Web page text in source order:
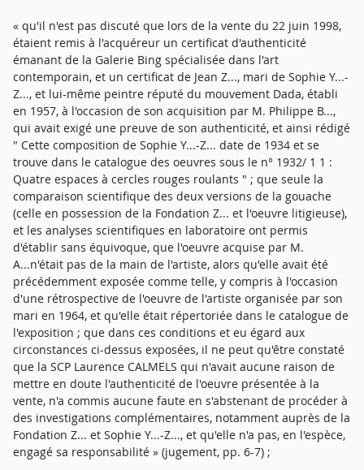
« qu'il n'est pas discuté que lors de la vente du 22 juin 1998,
étaient remis à l'acquéreur un certificat d'authenticité
émanant de la Galerie Bing spécialisée dans l'art
contemporain, et un certificat de Jean Z..., mari de Sophie Y...-
Z..., et lui-même peintre réputé du mouvement Dada, établi
en 1957, à l'occasion de son acquisition par M. Philippe B...,
qui avait exigé une preuve de son authenticité, et ainsi rédigé
" Cette composition de Sophie Y...-Z... date de 1934 et se
trouve dans le catalogue des oeuvres sous le n° 1932/ 1 1 :
Quatre espaces à cercles rouges roulants " ; que seule la
comparaison scientifique des deux versions de la gouache
(celle en possession de la Fondation Z... et l'oeuvre litigieuse),
et les analyses scientifiques en laboratoire ont permis
d'établir sans équivoque, que l'oeuvre acquise par M.
A...n'était pas de la main de l'artiste, alors qu'elle avait été
précédemment exposée comme telle, y compris à l'occasion
d'une rétrospective de l'oeuvre de l'artiste organisée par son
mari en 1964, et qu'elle était répertoriée dans le catalogue de
l'exposition ; que dans ces conditions et eu égard aux
circonstances ci-dessus exposées, il ne peut qu'être constaté
que la SCP Laurence CALMELS qui n'avait aucune raison de
mettre en doute l'authenticité de l'oeuvre présentée à la
vente, n'a commis aucune faute en s'abstenant de procéder à
des investigations complémentaires, notamment auprès de la
Fondation Z... et Sophie Y...-Z..., et qu'elle n'a pas, en l'espèce,
engagé sa responsabilité » (jugement, pp. 6-7) ;